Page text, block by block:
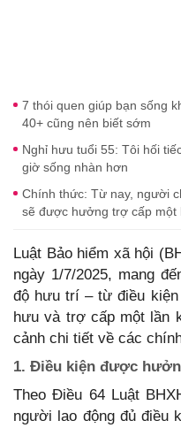
7 thói quen giúp bạn sống
40+ cũng nên biết sớm
Nghỉ hưu tuổi 55: Tôi hối
giờ sống nhàn hơn
Chính thức: Từ nay, người
sẽ được hưởng trợ cấp một
Luật Bảo hiểm xã hội
ngày 1/7/2025, mang
độ hưu trí – từ điều
hưu và trợ cấp một lần
cảnh chi tiết về các
1. Điều kiện được
Theo Điều 64 Luật
người lao động đủ điều